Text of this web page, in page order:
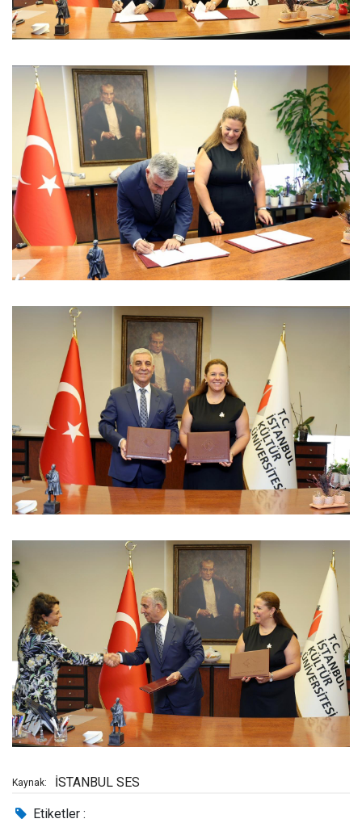
Kaynak: İSTANBUL SES
Etiketler :